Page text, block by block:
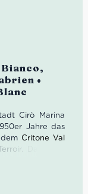
•
Cirò Marina
Jahre das
Critone Val
Das Meer
für die